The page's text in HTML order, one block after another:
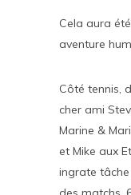
Cela aura
aventure
Côté tennis,
cher ami
Marine &
et Mike aux
ingrate